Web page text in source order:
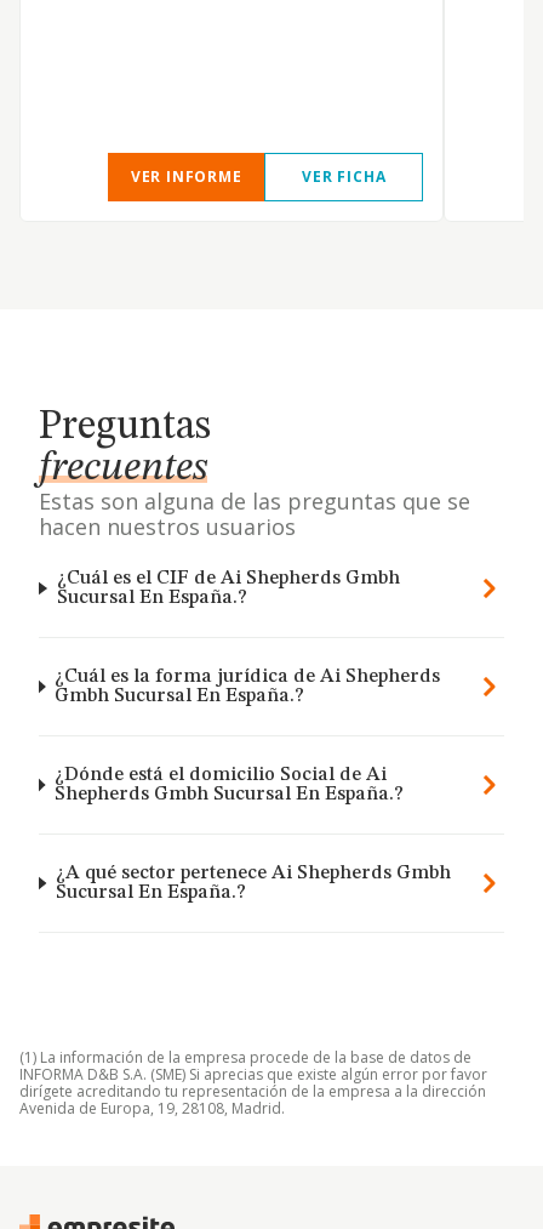
VER INFORME VER FICHA
Preguntas
frecuentes
Estas son alguna de las preguntas que se
hacen nuestros usuarios
¿Cuál es el CIF de Ai Shepherds Gmbh
Sucursal En España.?
¿Cuál es la forma jurídica de Ai Shepherds
Gmbh Sucursal En España.?
¿Dónde está el domicilio Social de Ai
Shepherds Gmbh Sucursal En España.?
¿A qué sector pertenece Ai Shepherds Gmbh
Sucursal En España.?
(1) La información de la empresa procede de la base de datos de
INFORMA D&B S.A. (SME) Si aprecias que existe algún error por favor
dirígete acreditando tu representación de la empresa a la dirección
Avenida de Europa, 19, 28108, Madrid.